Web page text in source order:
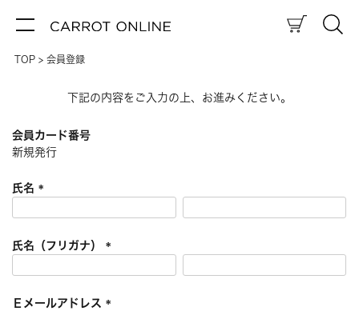
TOP 会員登録
下記の内容をご入力の上、お進みください。
会員カード番号
新規発行
氏名
須
氏名（フリガナ）
須
Ｅメールアドレス